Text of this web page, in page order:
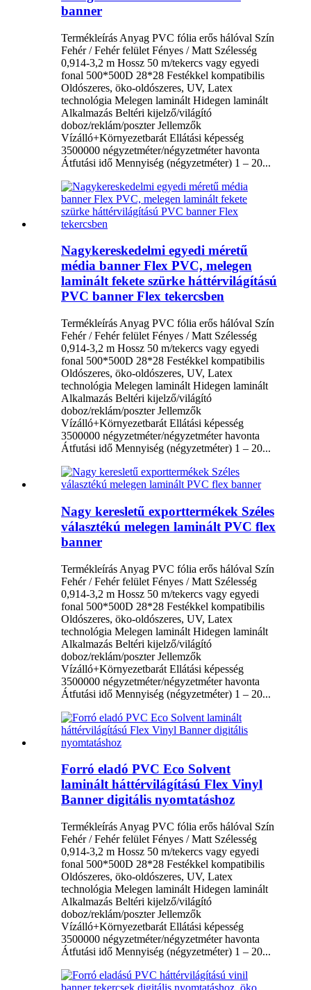
banner
Termékleírás Anyag PVC fólia erős hálóval Szín
Fehér / Fehér felület Fényes / Matt Szélesség
0,914-3,2 m Hossz 50 m/tekercs vagy egyedi
fonal 500*500D 28*28 Festékkel kompatibilis
Oldószeres, öko-oldószeres, UV, Latex
technológia Melegen laminált Hidegen laminált
Alkalmazás Beltéri kijelző/világító
doboz/reklám/poszter Jellemzők
Vízálló+Környezetbarát Ellátási képesség
3500000 négyzetméter/négyzetméter havonta
Átfutási idő Mennyiség (négyzetméter) 1 – 20...
Nagykereskedelmi egyedi méretű
média banner Flex PVC, melegen
laminált fekete szürke háttérvilágítású
PVC banner Flex tekercsben
Termékleírás Anyag PVC fólia erős hálóval Szín
Fehér / Fehér felület Fényes / Matt Szélesség
0,914-3,2 m Hossz 50 m/tekercs vagy egyedi
fonal 500*500D 28*28 Festékkel kompatibilis
Oldószeres, öko-oldószeres, UV, Latex
technológia Melegen laminált Hidegen laminált
Alkalmazás Beltéri kijelző/világító
doboz/reklám/poszter Jellemzők
Vízálló+Környezetbarát Ellátási képesség
3500000 négyzetméter/négyzetméter havonta
Átfutási idő Mennyiség (négyzetméter) 1 – 20...
Nagy keresletű exporttermékek Széles
választékú melegen laminált PVC flex
banner
Termékleírás Anyag PVC fólia erős hálóval Szín
Fehér / Fehér felület Fényes / Matt Szélesség
0,914-3,2 m Hossz 50 m/tekercs vagy egyedi
fonal 500*500D 28*28 Festékkel kompatibilis
Oldószeres, öko-oldószeres, UV, Latex
technológia Melegen laminált Hidegen laminált
Alkalmazás Beltéri kijelző/világító
doboz/reklám/poszter Jellemzők
Vízálló+Környezetbarát Ellátási képesség
3500000 négyzetméter/négyzetméter havonta
Átfutási idő Mennyiség (négyzetméter) 1 – 20...
Forró eladó PVC Eco Solvent
laminált háttérvilágítású Flex Vinyl
Banner digitális nyomtatáshoz
Termékleírás Anyag PVC fólia erős hálóval Szín
Fehér / Fehér felület Fényes / Matt Szélesség
0,914-3,2 m Hossz 50 m/tekercs vagy egyedi
fonal 500*500D 28*28 Festékkel kompatibilis
Oldószeres, öko-oldószeres, UV, Latex
technológia Melegen laminált Hidegen laminált
Alkalmazás Beltéri kijelző/világító
doboz/reklám/poszter Jellemzők
Vízálló+Környezetbarát Ellátási képesség
3500000 négyzetméter/négyzetméter havonta
Átfutási idő Mennyiség (négyzetméter) 1 – 20...